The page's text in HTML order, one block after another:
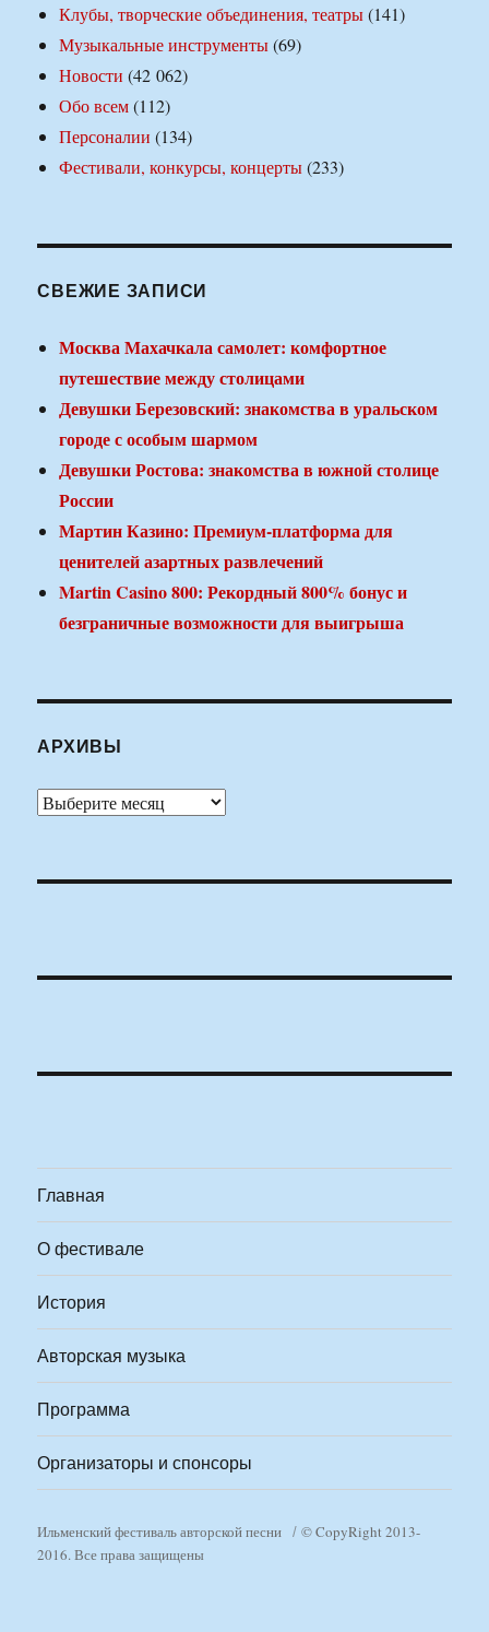
Клубы, творческие объединения, театры(141)
Музыкальные инструменты(69)
Новости (42 062)
Обо всем(112)
Персоналии (134)
Фестивали, конкурсы, концерты(233)
СВЕЖИЕ ЗАПИСИ
Москва Махачкала самолет: комфортное
путешествие между столицами
Девушки Березовский: знакомства в уральском
городе с особым шармом
Девушки Ростова: знакомства в южной столице
России
Мартин Казино: Премиум-платформа для
ценителей азартных развлечений
Martin Casino 800: Рекордный 800% бонус и
безграничные возможности для выигрыша
АРХИВЫ
Архивы
Главная
О фестивале
История
Авторская музыка
Программа
Организаторы и спонсоры
Ильменский фестиваль авторской песни
© CopyRight 2013-
2016. Все права защищены